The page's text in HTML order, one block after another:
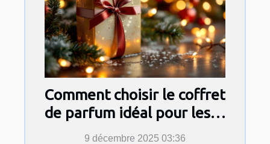
Comment choisir le coffret
de parfum idéal pour les
fêtes ?9 décembre 2025 03:36